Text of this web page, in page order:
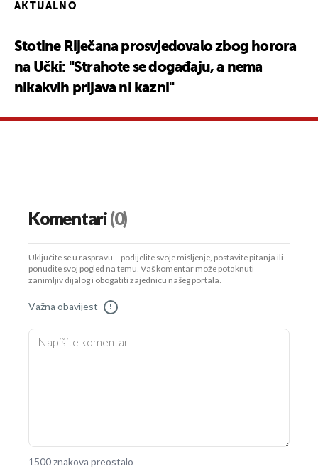
AKTUALNO
Stotine Riječana prosvjedovalo zbog horora
na Učki: "Strahote se događaju, a nema
nikakvih prijava ni kazni"
Komentari(0)
Uključite se u raspravu – podijelite svoje mišljenje, postavite pitanja ili
ponudite svoj pogled na temu. Vaš komentar može potaknuti
zanimljiv dijalog i obogatiti zajednicu našeg portala.
Važna obavijest !
1500 znakova preostalo